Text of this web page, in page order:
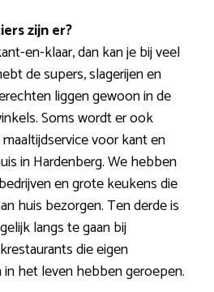
zijn er?
en-klaar, dan kan je bij veel
de supers, slagerijen en
liggen gewoon in de
Soms wordt er ook
voor kant en
in Hardenberg. We hebben
en grote keukens die
huis bezorgen. Ten derde is
langs te gaan bij
die eigen
het leven hebben geroepen.